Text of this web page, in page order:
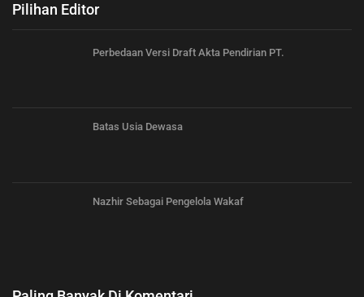
Pilihan Editor
Perbedaan Versi Draft Akta Pendirian PT.
Batas Usia Dewasa
Nazhir Sebagai Pengelola Wakaf